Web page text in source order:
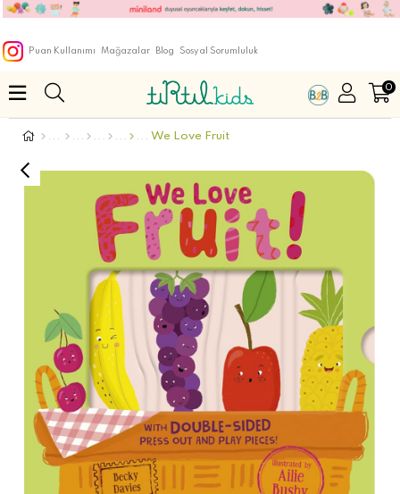
Puan Kullanımı Mağazalar Blog Sosyal Sorumluluk
0
We Love Fruit